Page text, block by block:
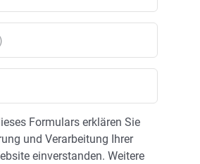
Formulars erklären Sie
und Verarbeitung Ihrer
einverstanden. Weitere